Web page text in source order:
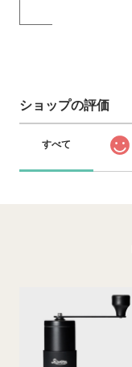
ショップの評価
すべて